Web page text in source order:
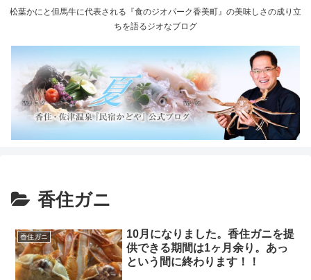
松葉かにと但馬牛に代表される『食のジオパーク香美町』の美味しさの成り立
ちを語るジオなブログ
香住ガニ
香住ガニ
10月になりました。香住ガニを提
供できる期間は1ヶ月余り。あっ
という間に終わります！！